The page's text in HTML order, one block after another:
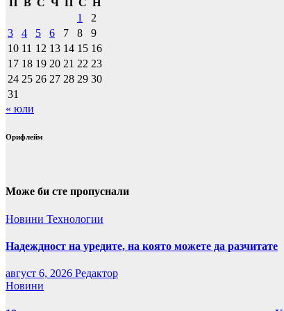
В С Ч С
Н
1
2
3
4 5 6 7 8
9
10 11 12 13 14 15 16
17 18 19 20 21 22 23
24 25 26 27 28 29 30
31
« юли
Орифлейм
Може би сте пропуснали
Новини Технологии
Надеждност на уредите, на която можете да разчитате
август 6, 2026 Редактор
Новини